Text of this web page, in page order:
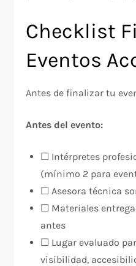
Checklist
Eventos
Antes de finalizar tu
Antes del evento:
☐ Intérpretes
(mínimo 2 para
☐ Asesora técnica
☐ Materiales
antes
☐ Lugar evaluado
visibilidad,